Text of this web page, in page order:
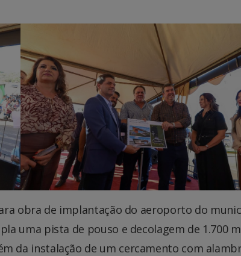
obra de implantação do aeroporto do
uma pista de pouso e decolagem de 1.700
da instalação de um cercamento com